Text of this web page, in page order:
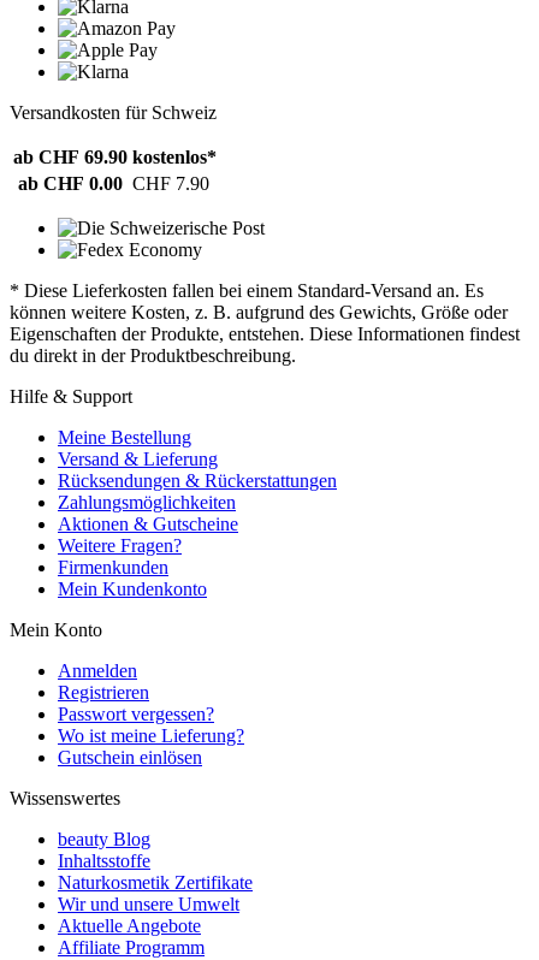
Versandkosten für Schweiz
ab CHF 69.90 kostenlos*
ab CHF 0.00 CHF 7.90
* Diese Lieferkosten fallen bei einem Standard-Versand an. Es
können weitere Kosten, z. B. aufgrund des Gewichts, Größe oder
Eigenschaften der Produkte, entstehen. Diese Informationen findest
du direkt in der Produktbeschreibung.
Hilfe & Support
Meine Bestellung
Versand & Lieferung
Rücksendungen & Rückerstattungen
Zahlungsmöglichkeiten
Aktionen & Gutscheine
Weitere Fragen?
Firmenkunden
Mein Kundenkonto
Mein Konto
Anmelden
Registrieren
Passwort vergessen?
Wo ist meine Lieferung?
Gutschein einlösen
Wissenswertes
beauty Blog
Inhaltsstoffe
Naturkosmetik Zertifikate
Wir und unsere Umwelt
Aktuelle Angebote
Affiliate Programm